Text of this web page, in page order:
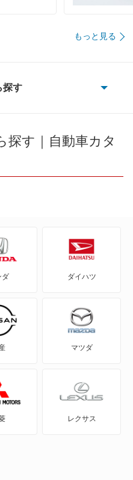
もっと見る
探す
探す｜自動車カタ
ダ ダイハツ
マツダ
レクサス